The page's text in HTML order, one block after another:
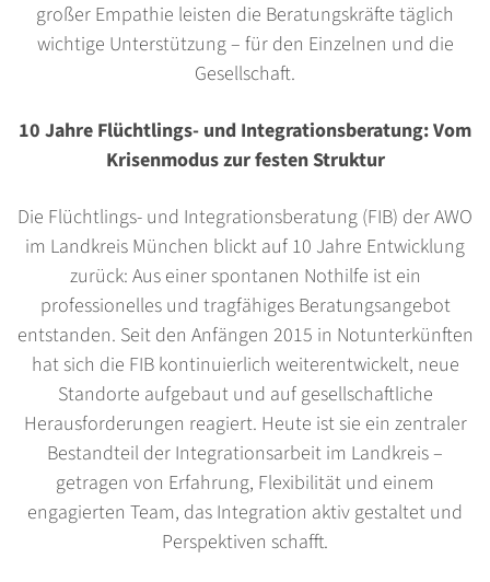
großer Empathie leisten die Beratungskräfte täglich
wichtige Unterstützung – für den Einzelnen und die
Gesellschaft.
10 Jahre Flüchtlings- und Integrationsberatung: Vom
Krisenmodus zur festen Struktur
Die Flüchtlings- und Integrationsberatung (FIB) der AWO
im Landkreis München blickt auf 10 Jahre Entwicklung
zurück: Aus einer spontanen Nothilfe ist ein
professionelles und tragfähiges Beratungsangebot
entstanden. Seit den Anfängen 2015 in Notunterkünften
hat sich die FIB kontinuierlich weiterentwickelt, neue
Standorte aufgebaut und auf gesellschaftliche
Herausforderungen reagiert. Heute ist sie ein zentraler
Bestandteil der Integrationsarbeit im Landkreis –
getragen von Erfahrung, Flexibilität und einem
engagierten Team, das Integration aktiv gestaltet und
Perspektiven schafft.